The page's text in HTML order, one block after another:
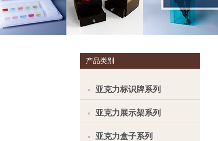
产品类别
亚克力标识牌系列
亚克力展示架系列
亚克力盒子系列